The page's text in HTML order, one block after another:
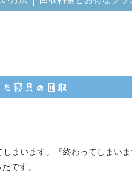
寝具の回収
まいます。『終わってしまい
です。